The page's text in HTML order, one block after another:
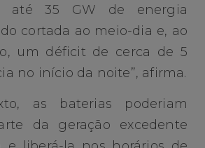
até 35 GW de energia
cortada ao meio-dia e, ao
um déficit de cerca de 5
no início da noite”, afirma.
as baterias poderiam
da geração excedente